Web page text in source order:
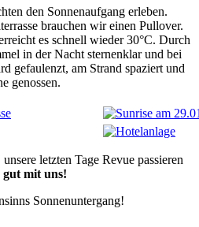
den Sonnenaufgang erleben.
brauchen wir einen Pullover.
es schnell wieder 30°C. Durch
in der Nacht sternenklar und bei
gefaulenzt, am Strand spaziert und
genossen.
letzten Tage Revue passieren
gut mit uns!
Sonnenuntergang!